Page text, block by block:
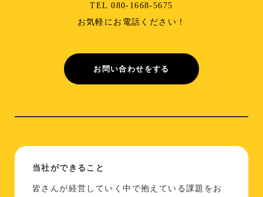
TEL 080-1668-5675
お気軽にお電話ください！
お問い合わせをする
当社ができること
皆さんが経営していく中で抱えている課題をお